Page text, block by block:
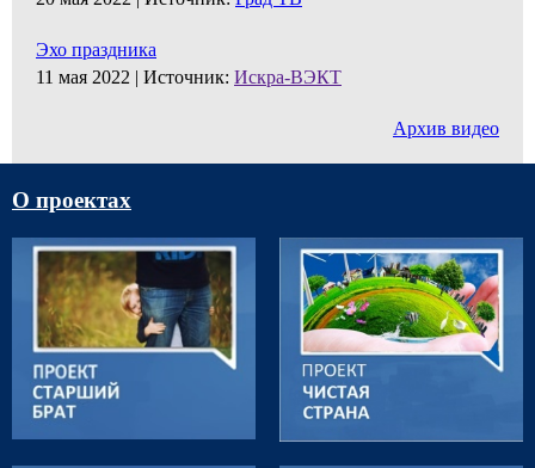
Эхо праздника
11 мая 2022 | Источник: Искра-ВЭКТ
Архив видео
О проектах